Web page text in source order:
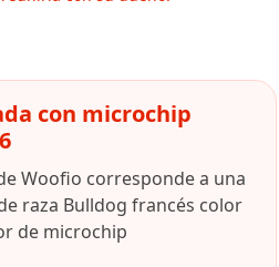
con microchip
Woofio corresponde a una
raza Bulldog francés color
de microchip